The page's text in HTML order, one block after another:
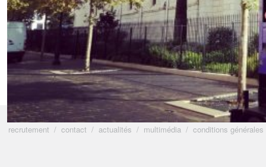
recrutement contact actualités multimédia conditions générales